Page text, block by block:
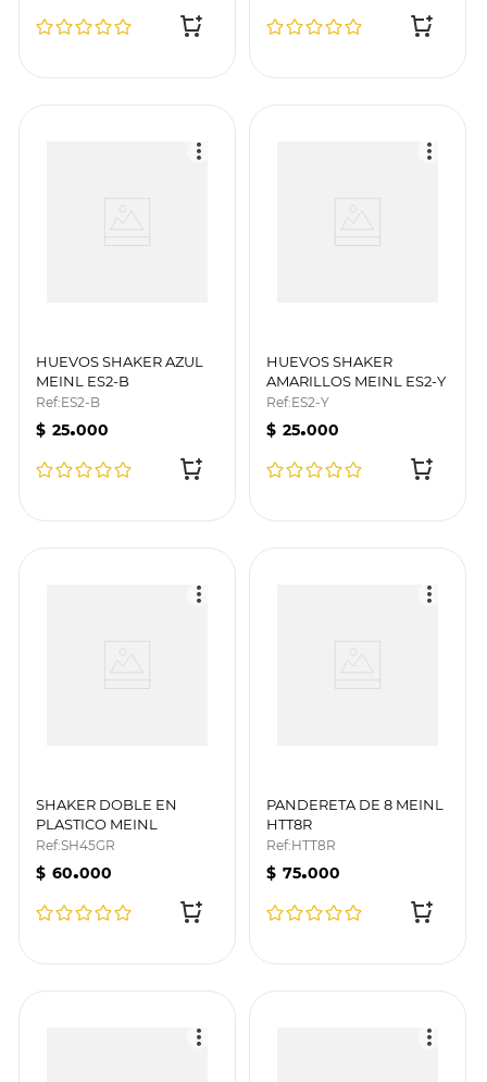
HUEVOS SHAKER AZUL
MEINL ES2-B
Ref:ES2-B
$ 25.000
HUEVOS SHAKER
AMARILLOS MEINL ES2-Y
Ref:ES2-Y
$ 25.000
SHAKER DOBLE EN
PLASTICO MEINL
SH45GR
Ref:SH45GR
$ 60.000
PANDERETA DE 8 MEINL
HTT8R
Ref:HTT8R
$ 75.000